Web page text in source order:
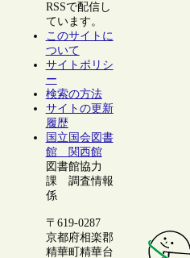
RSSで配信し
ています。
このサイトに
ついて
サイトポリシ
ー
検索の方法
サイトの更新
履歴
国立国会図書
館 関西館
図書館協力
課 調査情報
係
〒619-0287
京都府相楽郡
精華町精華台